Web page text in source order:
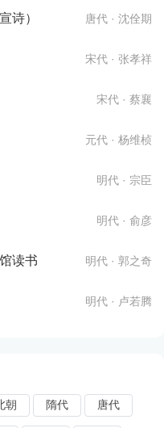
诗） 唐代 · 沈佺期
宋代 · 张孝祥
宋代 · 蔡襄
元代 · 杨维桢
明代 · 宗臣
明代 · 俞彦
读书 明代 · 郭之奇
明代 · 卢若腾
朝 隋代 唐代